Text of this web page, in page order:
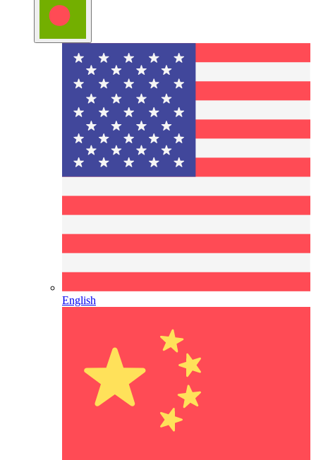
English